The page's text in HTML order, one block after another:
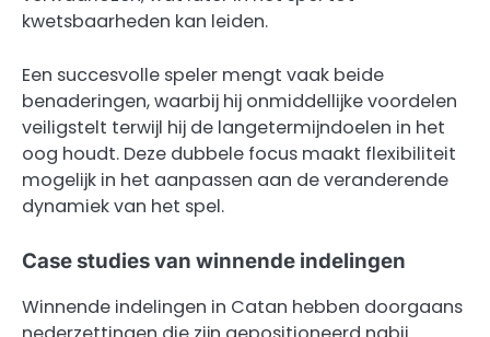
kwetsbaarheden kan leiden.
Een succesvolle speler mengt vaak beide
benaderingen, waarbij hij onmiddellijke voordelen
veiligstelt terwijl hij de langetermijndoelen in het
oog houdt. Deze dubbele focus maakt flexibiliteit
mogelijk in het aanpassen aan de veranderende
dynamiek van het spel.
Case studies van winnende indelingen
Winnende indelingen in Catan hebben doorgaans